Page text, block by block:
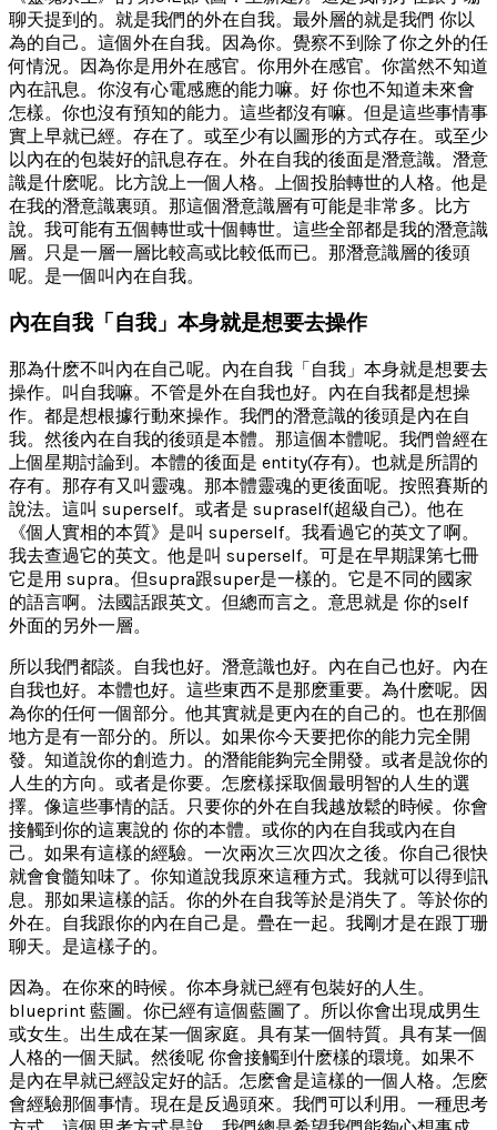
聊天提到的。就是我們的外在自我。最外層的就是我們 你以
為的自己。這個外在自我。因為你。覺察不到除了你之外的任
何情況。因為你是用外在感官。你用外在感官。你當然不知道
內在訊息。你沒有心電感應的能力嘛。好 你也不知道未來會
怎樣。你也沒有預知的能力。這些都沒有嘛。但是這些事情事
實上早就已經。存在了。或至少有以圖形的方式存在。或至少
以內在的包裝好的訊息存在。外在自我的後面是潛意識。潛意
識是什麽呢。比方說上一個人格。上個投胎轉世的人格。他是
在我的潛意識裏頭。那這個潛意識層有可能是非常多。比方
說。我可能有五個轉世或十個轉世。這些全部都是我的潛意識
層。只是一層一層比較高或比較低而已。那潛意識層的後頭
呢。是一個叫內在自我。
內在自我「自我」本身就是想要去操作
那為什麽不叫內在自己呢。內在自我「自我」本身就是想要去
操作。叫自我嘛。不管是外在自我也好。內在自我都是想操
作。都是想根據行動來操作。我們的潛意識的後頭是內在自
我。然後內在自我的後頭是本體。那這個本體呢。我們曾經在
上個星期討論到。本體的後面是 entity(存有)。也就是所謂的
存有。那存有又叫靈魂。那本體靈魂的更後面呢。按照賽斯的
說法。這叫 superself。或者是 supraself(超級自己)。他在
《個人實相的本質》是叫 superself。我看過它的英文了啊。
我去查過它的英文。他是叫 superself。可是在早期課第七冊
它是用 supra。但supra跟super是一樣的。它是不同的國家
的語言啊。法國話跟英文。但總而言之。意思就是 你的self
外面的另外一層。
所以我們都談。自我也好。潛意識也好。內在自己也好。內在
自我也好。本體也好。這些東西不是那麽重要。為什麽呢。因
為你的任何一個部分。他其實就是更內在的自己的。也在那個
地方是有一部分的。所以。如果你今天要把你的能力完全開
發。知道說你的創造力。的潛能能夠完全開發。或者是說你的
人生的方向。或者是你要。怎麽樣採取個最明智的人生的選
擇。像這些事情的話。只要你的外在自我越放鬆的時候。你會
接觸到你的這裏說的 你的本體。或你的內在自我或內在自
己。如果有這樣的經驗。一次兩次三次四次之後。你自己很快
就會食髓知味了。你知道說我原來這種方式。我就可以得到訊
息。那如果這樣的話。你的外在自我等於是消失了。等於你的
外在。自我跟你的內在自己是。疊在一起。我剛才是在跟丁珊
聊天。是這樣子的。
因為。在你來的時候。你本身就已經有包裝好的人生。
blueprint 藍圖。你已經有這個藍圖了。所以你會出現成男生
或女生。出生成在某一個家庭。具有某一個特質。具有某一個
人格的一個天賦。然後呢 你會接觸到什麽樣的環境。如果不
是內在早就已經設定好的話。怎麽會是這樣的一個人格。怎麽
會經驗那個事情。現在是反過頭來。我們可以利用。一種思考